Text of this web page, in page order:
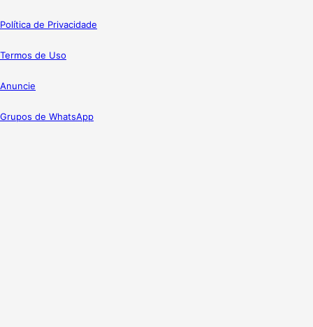
Política de Privacidade
Termos de Uso
Anuncie
Grupos de WhatsApp